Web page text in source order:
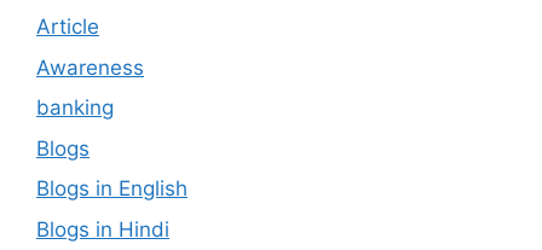
Article
Awareness
banking
Blogs
Blogs in English
Blogs in Hindi